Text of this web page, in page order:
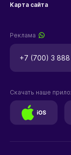
Карта сайта
Реклама
+7 (700) 3 888
Скачать наше